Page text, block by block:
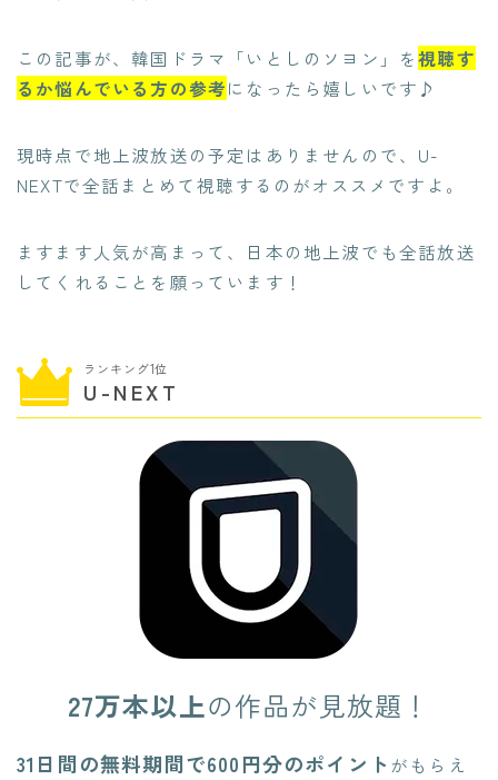
この記事が、韓国ドラマ「いとしのソヨン」を視聴す
るか悩んでいる方の参考になったら嬉しいです♪
現時点で地上波放送の予定はありませんので、U-
NEXTで全話まとめて視聴するのがオススメですよ。
ますます人気が高まって、日本の地上波でも全話放送
してくれることを願っています！
ランキング1位
U-NEXT
27万本以上の作品が見放題！
31日間の無料期間で600円分のポイント がもらえ